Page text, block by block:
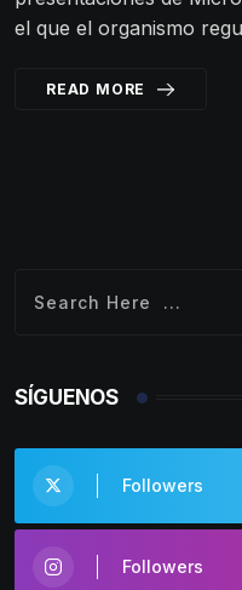
el que el organismo
READ MORE
SÍGUENOS
Followers
Followers